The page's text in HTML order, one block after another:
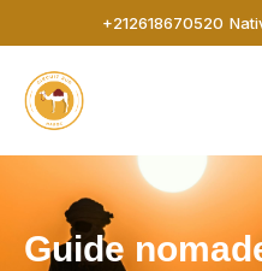
+212618670520
Guide